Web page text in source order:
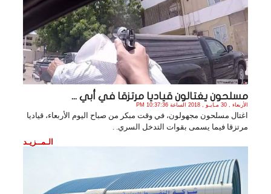
مسلحون يغتالون قياديا مرتزقا في أبي ...
الأربعاء , 30 مـايـو , 2018 الساعة 10:37:36 PM
اغتال مسلحون مجهولون، في وقت مبكر من صباح اليوم الأربعاء، قياديا
مرتزقا فيما يسمى بقوات التدخل السري. .
الـمــزيـد